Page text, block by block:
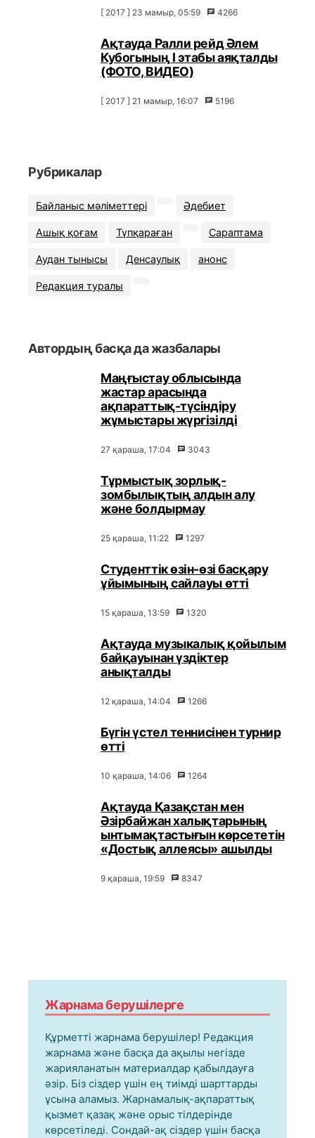
[ 2017 ] 23 мамыр, 05:59 4266
Ақтауда Ралли рейд Әлем
Кубогының I этабы аяқталды
(ФОТО, ВИДЕО)
[ 2017 ] 21 мамыр, 16:07 5196
Рубрикалар
Байланыс мәліметтері Әдебиет
Ашық қоғам Түпқараған Сараптама
Аудан тынысы Денсаулық анонс
Редакция туралы
Автордың басқа да жазбалары
Маңғыстау облысында
жастар арасында
ақпараттық-түсіндіру
жұмыстары жүргізілді
27 қараша, 17:04 3043
Тұрмыстық зорлық-
зомбылықтың алдын алу
және болдырмау
25 қараша, 11:22 1297
Студенттік өзін-өзі басқару
ұйымының сайлауы өтті
15 қараша, 13:59 1320
Ақтауда музыкалық қойылым
байқауынан үздіктер
анықталды
12 қараша, 14:04 1266
Бүгін үстел теннисінен турнир
өтті
10 қараша, 14:06 1264
Ақтауда Қазақстан мен
Әзірбайжан халықтарының
ынтымақтастығын көрсететін
«Достық аллеясы» ашылды
9 қараша, 19:59 8347
Жарнама берушілерге
Құрметті жарнама берушілер! Редакция
жарнама және басқа да ақылы негізде
жарияланатын материалдар қабылдауға
әзір. Біз сіздер үшін ең тиімді шарттарды
ұсына аламыз. Жарнамалық-ақпараттық
қызмет қазақ және орыс тілдерінде
көрсетіледі. Сондай-ақ сіздер үшін басқа